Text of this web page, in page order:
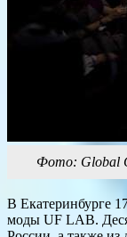
Фото: Global
В Екатеринбурге
моды UF LAB.